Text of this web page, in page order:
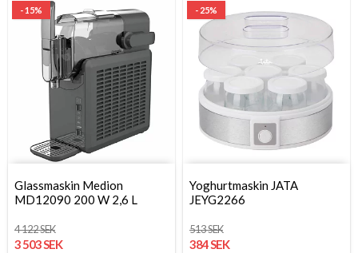
- 15%
Glassmaskin Medion
MD12090 200 W 2,6 L
4 122 SEK
3 503 SEK
- 25%
Yoghurtmaskin JATA
JEYG2266
513 SEK
384 SEK